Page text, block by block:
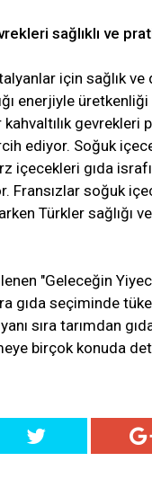
sağlıklı ve
için sağlık
enerjiyle
ediyor. Soğuk
içecekleri gıda
Fransızlar soğuk
Türkler sağlığı
"Geleceğin
gıda seçiminde
sıra tarımdan
birçok konuda